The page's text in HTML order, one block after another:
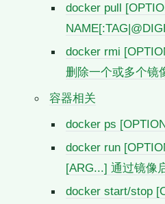
docker pull
docker rmi
删除一个或多个镜
容器相关
docker ps
docker run
[ARG...] 通过镜像
docker start/stop